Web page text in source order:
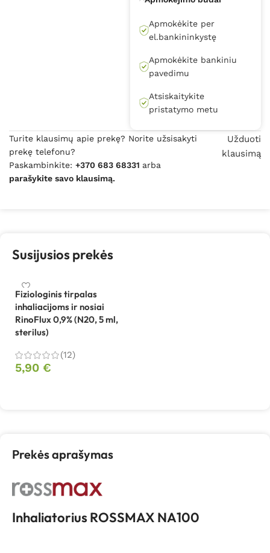
Apmokėkite per
el.bankininkystę
Apmokėkite bankiniu
pavedimu
Atsiskaitykite
pristatymo metu
Turite klausimų apie prekę? Norite užsisakyti
prekę telefonu?
Paskambinkite: +370 683 68331 arba
parašykite savo klausimą.
Užduoti
klausimą
Susijusios prekės
Fiziologinis tirpalas
inhaliacijoms ir nosiai
RinoFlux 0,9% (N20, 5 ml,
sterilus)
(12)
5,90 €
Prekės aprašymas
Inhaliatorius ROSSMAX NA100